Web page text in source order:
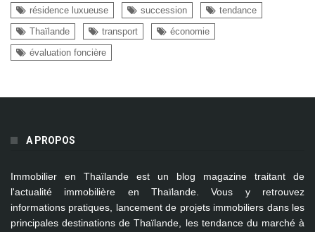
résidence luxueuse
succession
tendance
Thaïlande
transport
économie
évaluation foncière
A PROPOS
Immobilier en Thaïlande est un blog magazine traitant de
l'actualité immobilière en Thaïlande. Vous y retrouvez
informations pratiques, lancement de projets immobiliers dans les
principales destinations de Thaïlande, les tendance du marché à